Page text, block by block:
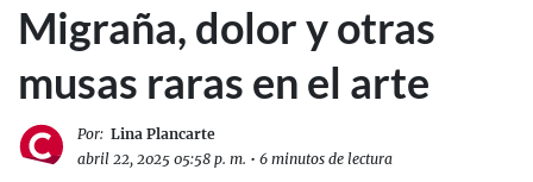
Migraña, dolor y otras
musas raras en el arte
Por: Lina Plancarte
abril 22, 2025 05:58 p. m. • 6 minutos de lectura